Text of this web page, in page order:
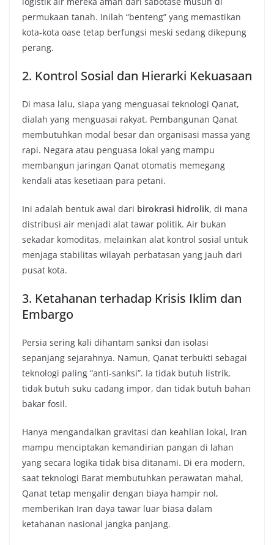
permukaan tanah. Inilah “benteng” yang memastikan
kota-kota oase tetap berfungsi meski sedang dikepung
perang.
2. Kontrol Sosial dan Hierarki Kekuasaan
Di masa lalu, siapa yang menguasai teknologi Qanat,
dialah yang menguasai rakyat. Pembangunan Qanat
membutuhkan modal besar dan organisasi massa yang
rapi. Negara atau penguasa lokal yang mampu
membangun jaringan Qanat otomatis memegang
kendali atas kesetiaan para petani.
Ini adalah bentuk awal dari birokrasi hidrolik, di mana
distribusi air menjadi alat tawar politik. Air bukan
sekadar komoditas, melainkan alat kontrol sosial untuk
menjaga stabilitas wilayah perbatasan yang jauh dari
pusat kota.
3. Ketahanan terhadap Krisis Iklim dan
Embargo
Persia sering kali dihantam sanksi dan isolasi
sepanjang sejarahnya. Namun, Qanat terbukti sebagai
teknologi paling “anti-sanksi”. Ia tidak butuh listrik,
tidak butuh suku cadang impor, dan tidak butuh bahan
bakar fosil.
Hanya mengandalkan gravitasi dan keahlian lokal, Iran
mampu menciptakan kemandirian pangan di lahan
yang secara logika tidak bisa ditanami. Di era modern,
saat teknologi Barat membutuhkan perawatan mahal,
Qanat tetap mengalir dengan biaya hampir nol,
memberikan Iran daya tawar luar biasa dalam
ketahanan nasional jangka panjang.